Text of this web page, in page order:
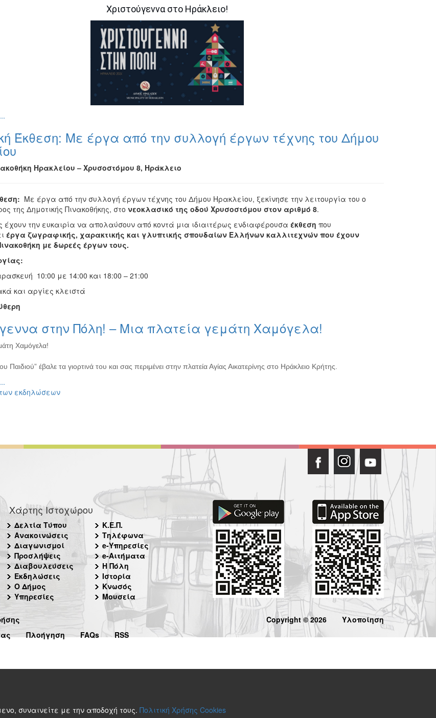
Χριστούγεννα στο Ηράκλειο!
Έκθεση: Με έργα από την συλλογή έργων τέχνης του Δήμου
Ηρακλείου – Χρυσοστόμου 8, Ηράκλειο
Με έργα από την συλλογή έργων τέχνης του Δήμου Ηρακλείου, ξεκίνησε την λειτουργία του ο
της Δημοτικής Πινακοθήκης, στο νεοκλασικό της οδού Χρυσοστόμου στον αριθμό 8.
έχουν την ευκαιρία να απολαύσουν από κοντά μια ιδιαιτέρως ενδιαφέρουσα έκθεση που
έργα ζωγραφικής, χαρακτικής και γλυπτικής σπουδαίων Ελλήνων καλλιτεχνών που έχουν
με δωρεές έργων τους.
10:00 με 14:00 και 18:00 – 21:00
και αργίες κλειστά
στην Πόλη! – Μια πλατεία γεμάτη Χαμόγελα!
Χαμόγελα!
Παιδιού” έβαλε τα γιορτινά του και σας περιμένει στην πλατεία Αγίας Αικατερίνης στο Ηράκλειο Κρήτης.
εκδηλώσεων
Χάρτης Ιστοχώρου
Δελτία Τύπου
Ανακοινώσεις
Διαγωνισμοί
Προσλήψεις
Διαβουλεύσεις
Εκδηλώσεις
Ο Δήμος
Υπηρεσίες
Κ.Ε.Π.
Τηλέφωνα
e-Υπηρεσίες
e-Αιτήματα
Η Πόλη
Ιστορία
Κνωσός
Μουσεία
Πλοήγηση FAQs RSS
Copyright © 2026 Υλοποίηση
συναινείτε με την αποδοχή τους. Πολιτική Χρήσης Cookies